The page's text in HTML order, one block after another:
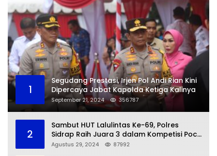
1
Segudang Prestasi, Irjen Pol Andi Rian Kini
Dipercaya Jabat Kapolda Ketiga Kalinya
September 21, 2024 356787
2
Sambut HUT Lalulintas Ke-69, Polres
Sidrap Raih Juara 3 dalam Kompetisi Pocil
Zona 5
Agustus 29, 2024 87992